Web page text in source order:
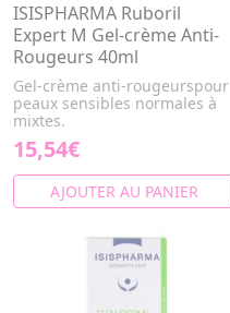
ISISPHARMA Ruboril
Expert M Gel-crème Anti-
Rougeurs 40ml
Gel-crème anti-rougeurspour
peaux sensibles normales à
mixtes.
15,54€
AJOUTER AU PANIER